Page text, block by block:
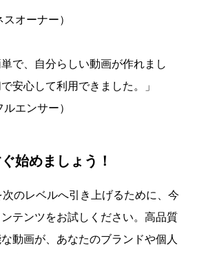
オーナー）
単で、自分らしい動画が作れまし
安心して利用できました。」
エンサー）
始めましょう！
のレベルへ引き上げるために、今
テンツをお試しください。高品質
動画が、あなたのブランドや個人